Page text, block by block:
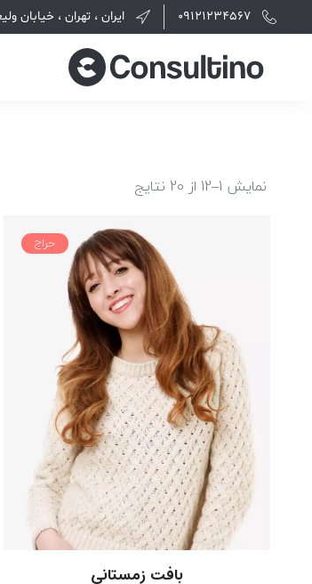
09121234567 ایران ، تهران ، خیابان
نمایش 1–12 از 20 نتایج
حراج
بافت زمستانی